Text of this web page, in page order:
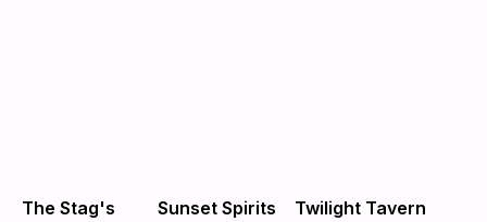
The Stag's
Sunset Spirits Twilight Tavern